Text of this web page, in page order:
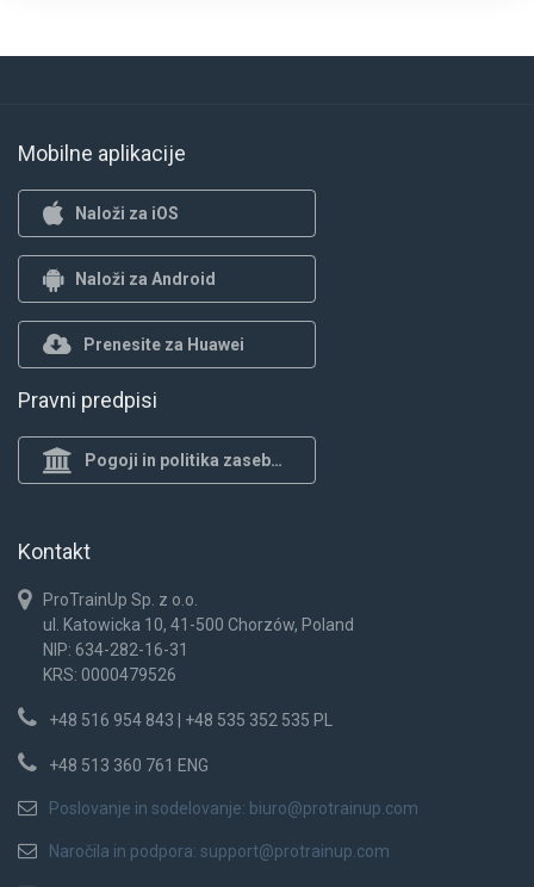
Mobilne aplikacije
Naloži za iOS
Naloži za Android
Prenesite za Huawei
Pravni predpisi
Pogoji in politika zasebnosti
Kontakt
ProTrainUp Sp. z o.o.
ul. Katowicka 10, 41-500 Chorzów, Poland
NIP: 634-282-16-31
KRS: 0000479526
+48 516 954 843 | +48 535 352 535 PL
+48 513 360 761 ENG
Poslovanje in sodelovanje: biuro@protrainup.com
Naročila in podpora: support@protrainup.com